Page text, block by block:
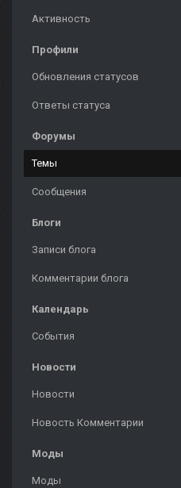
Активность
Профили
Обновления статусов
Ответы статуса
Форумы
Темы
Сообщения
Блоги
Записи блога
Комментарии блога
Календарь
События
Новости
Новости
Новость Комментарии
Моды
Моды